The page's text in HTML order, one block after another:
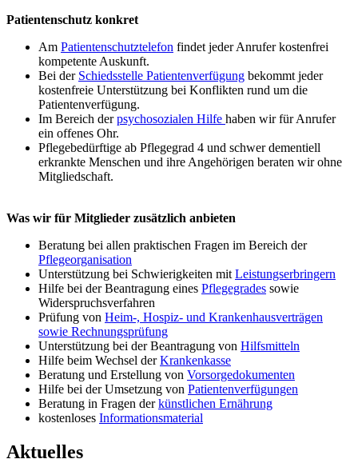
Patientenschutz konkret
Am Patientenschutztelefon findet jeder Anrufer kostenfrei
kompetente Auskunft.
Bei der Schiedsstelle Patientenverfügung bekommt jeder
kostenfreie Unterstützung bei Konflikten rund um die
Patientenverfügung.
Im Bereich derpsychosozialen Hilfe haben wir für Anrufer
ein offenes Ohr.
Pflegebedürftige ab Pflegegrad 4 und schwer dementiell
erkrankte Menschen und ihre Angehörigen beraten wir ohne
Mitgliedschaft.
Was wir für Mitglieder zusätzlich anbieten
Beratung bei allen praktischen Fragen im Bereich der
Pflegeorganisation
Unterstützung bei Schwierigkeiten mit Leistungserbringern
Hilfe bei der Beantragung eines Pflegegrades sowie
Widerspruchsverfahren
Prüfung von Heim-, Hospiz- und Krankenhausverträgen
sowie Rechnungsprüfung
Unterstützung bei der Beantragung von Hilfsmitteln
Hilfe beim Wechsel derKrankenkasse
Beratung und Erstellung von Vorsorgedokumenten
Hilfe bei der Umsetzung von Patientenverfügungen
Beratung in Fragen derkünstlichen Ernährung
kostenloses Informationsmaterial
Aktuelles